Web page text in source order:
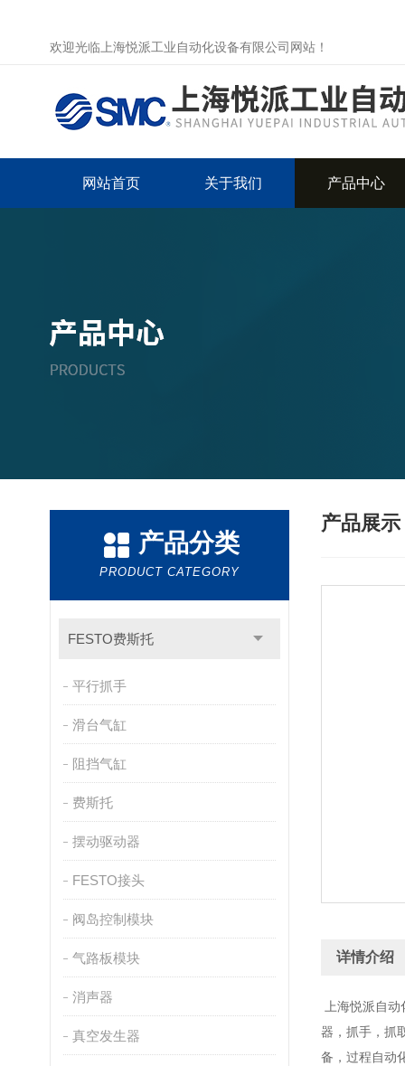
欢迎光临上海悦派工业自动化设备有限公司网站！
网站首页 关于我们 产品中心
产品分类
PRODUCT CATEGORY
FESTO费斯托
平行抓手
滑台气缸
阻挡气缸
费斯托
摆动驱动器
FESTO接头
阀岛控制模块
气路板模块
消声器
真空发生器
产品展示
详情介绍
上海悦派自
器，抓手，抓
备，过程自动